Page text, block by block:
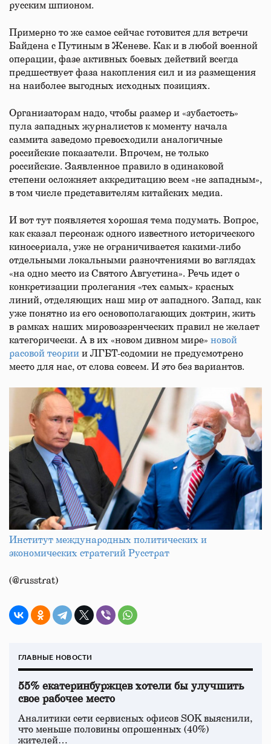
русским шпионом.
Примерно то же самое сейчас готовится для встречи
Байдена с Путиным в Женеве. Как и в любой военной
операции, фазе активных боевых действий всегда
предшествует фаза накопления сил и из размещения
на наиболее выгодных исходных позициях.
Организаторам надо, чтобы размер и «зубастость»
пула западных журналистов к моменту начала
саммита заведомо превосходили аналогичные
российские показатели. Впрочем, не только
российские. Заявленное правило в одинаковой
степени осложняет аккредитацию всем «не западным»,
в том числе представителям китайских медиа.
И вот тут появляется хорошая тема подумать. Вопрос,
как сказал персонаж одного известного исторического
киносериала, уже не ограничивается какими-либо
отдельными локальными разночтениями во взглядах
«на одно место из Святого Августина». Речь идет о
конкретизации пролегания «тех самых» красных
линий, отделяющих наш мир от западного. Запад, как
уже понятно из его основополагающих доктрин, жить
в рамках наших мировоззренческих правил не желает
категорически. А в их «новом дивном мире» новой
расовой теории и ЛГБТ-содомии не предусмотрено
место для нас, от слова совсем. И это без вариантов.
Институт международных политических и
экономических стратегий Русстрат
(@russtrat)
ГЛАВНЫЕ НОВОСТИ
55% екатеринбуржцев хотели бы улучшить
свое рабочее место
Аналитики сети сервисных офисов SOK выяснили,
что меньше половины опрошенных (40%)
жителей…